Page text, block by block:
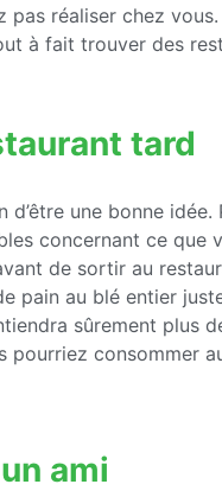
réaliser chez vous.
à fait trouver des
tard
une bonne
concernant ce que
de sortir au
pain au blé entier
sûrement plus
consommer
ami